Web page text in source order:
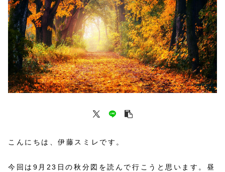
こんにちは、伊藤スミレです。
今回は9月23日の秋分図を読んで行こうと思います。昼